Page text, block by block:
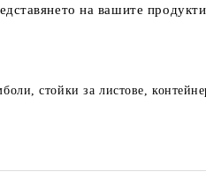
на вашите
стойки за листове,